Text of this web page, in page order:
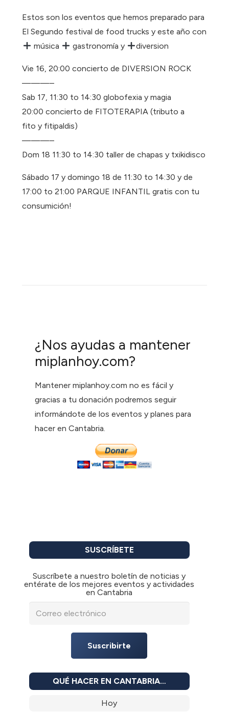
Estos son los eventos que hemos preparado para
El Segundo festival de food trucks y este año con
música
gastronomía y diversion
Vie 16, 20:00 concierto de DIVERSION ROCK
———–
Sab 17, 11:30 to 14:30 globofexia y magia
20:00 concierto de FITOTERAPIA (tributo a
fito y fitipaldis)
———–
Dom 18 11:30 to 14:30 taller de chapas y txikidisco
Sábado 17 y domingo 18 de 11:30 to 14:30 y de
17:00 to 21:00 PARQUE INFANTIL gratis con tu
consumición!
¿Nos ayudas a mantener
miplanhoy.com?
Mantener miplanhoy.com no es fácil y
gracias a tu donación podremos seguir
informándote de los eventos y planes para
hacer en Cantabria.
SUSCRÍBETE
Suscríbete a nuestro boletín de noticias y
entérate de los mejores eventos y actividades
en Cantabria
Suscribirte
QUÉ HACER EN CANTABRIA…
Hoy